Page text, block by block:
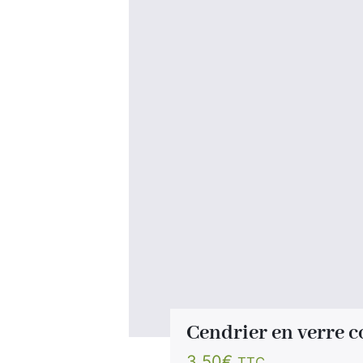
Cendrier en verre